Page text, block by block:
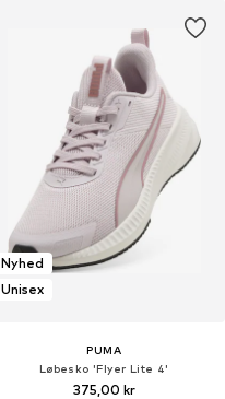
Nyhed
Unisex
PUMA
Løbesko 'Flyer Lite 4'
375,00 kr